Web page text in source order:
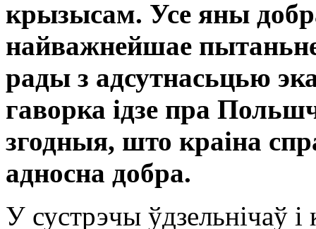
крызысам. Усе яны
найважнейшае
рады з адсутнасьцью
гаворка ідзе пра
згодныя, што краіна
адносна добра.
У сустрэчы ўдзельнічаў і